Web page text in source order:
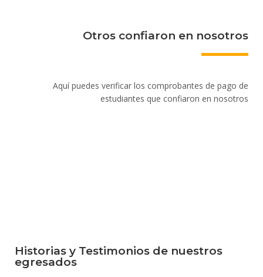
Otros confiaron en nosotros
Aquí puedes verificar los comprobantes de pago de
estudiantes que confiaron en nosotros
Historias y Testimonios de nuestros
egresados